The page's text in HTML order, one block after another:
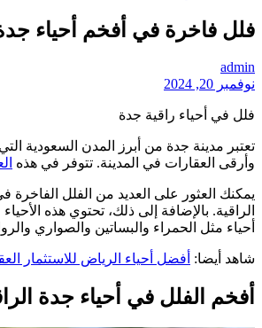
فلل فاخرة في أفخم أحياء
admin
نوفمبر 20, 2024
فلل في أحياء راقية جدة
تعتبر مدينة جدة من أبرز المدن السعودية
وأرقى العقارات في المدينة. تتوفر في هذه
يمكنك العثور على العديد من الفلل الفاخرة
الراقية. بالإضافة إلى ذلك، تحتوي هذه
أحياء مثل الحمراء والبساتين والصواري
شاهد أيضا: أفضل أحياء الرياض للاستثمار
أفخم الفلل في أحياء جدة